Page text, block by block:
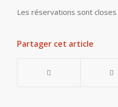
Les réservations sont
Partager cet article